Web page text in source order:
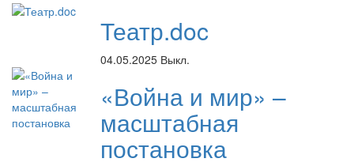
Театр.doc
04.05.2025 Выкл.
«Война и мир» –
масштабная
постановка